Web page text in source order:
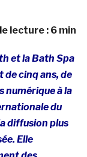
lecture : 6 min
et la Bath Spa
cinq ans, de
numérique à la
du
diffusion plus
Elle